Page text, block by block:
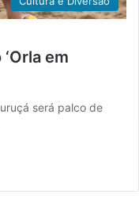
em
será palco de